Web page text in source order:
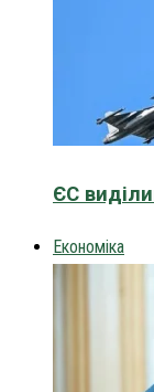
ЄС
Економіка